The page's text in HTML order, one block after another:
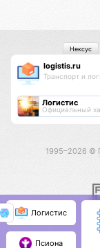
logistis.ru
Транспорт и
Логистис
Официальный
Нексус
1995–2026 ©
Логистис
Псиона